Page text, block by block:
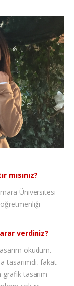
mısınız?
Üniversitesi
verdiniz?
okudum.
tasarımdı, fakat
grafik tasarım